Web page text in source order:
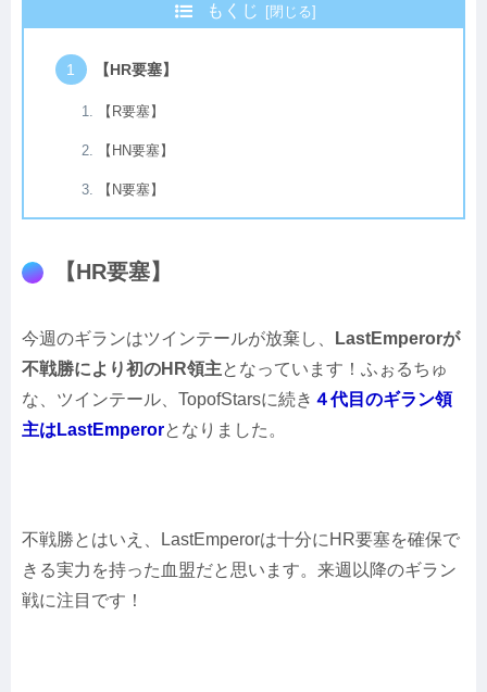
もくじ
【HR要塞】
【R要塞】
【HN要塞】
【N要塞】
【HR要塞】
今週のギランはツインテールが放棄し、
LastEmperorが
不戦勝により初のHR領主となっています！ふぉるちゅ
な、ツインテール、TopofStarsに続き ４代目のギラン領
主はLastEmperorとなりました。
不戦勝とはいえ、LastEmperorは十分にHR要塞を確保で
きる実力を持った血盟だと思います。来週以降のギラン
戦に注目です！